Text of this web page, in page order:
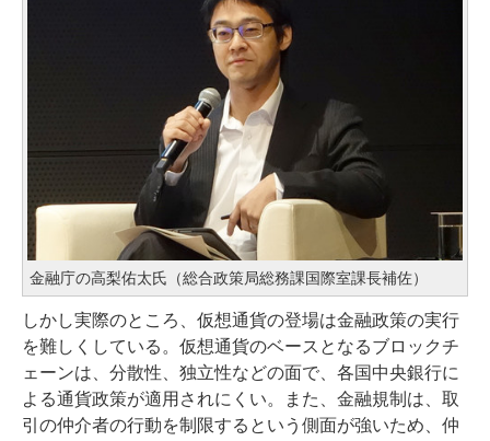
金融庁の高梨佑太氏（総合政策局総務課国際室課長補佐）
しかし実際のところ、仮想通貨の登場は金融政策の実行
を難しくしている。仮想通貨のベースとなるブロックチ
ェーンは、分散性、独立性などの面で、各国中央銀行に
よる通貨政策が適用されにくい。また、金融規制は、取
引の仲介者の行動を制限するという側面が強いため、仲